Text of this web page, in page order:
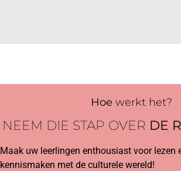
Hoe werkt het?
NEEM DIE STAP OVER DE
Maak uw leerlingen enthousiast voor lezen
kennismaken met de culturele wereld!